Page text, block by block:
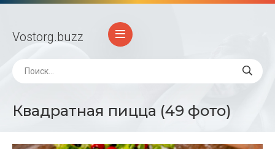
Vostorg.buzz
Квадратная пицца (49 фото)